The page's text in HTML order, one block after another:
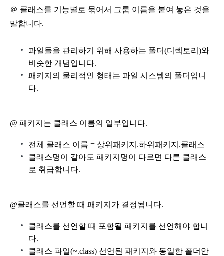
＠ 클래스를 기능별로 묶어서 그룹 이름을 붙여 놓은 것을
말합니다.
파일들을 관리하기 위해 사용하는 폴더(디렉토리)와
비슷한 개념입니다.
패키지의 물리적인 형태는 파일 시스템의 폴더입니
다.
@ 패키지는 클래스 이름의 일부입니다.
전체 클래스 이름 = 상위패키지.하위패키지.클래스
클래스명이 같아도 패키지명이 다르면 다른 클래스
로 취급합니다.
@클래스를 선언할 때 패키지가 결정됩니다.
클래스를 선언할 때 포함될 패키지를 선언해야 합니
다.
클래스 파일(~.class) 선언된 패키지와 동일한 폴더안